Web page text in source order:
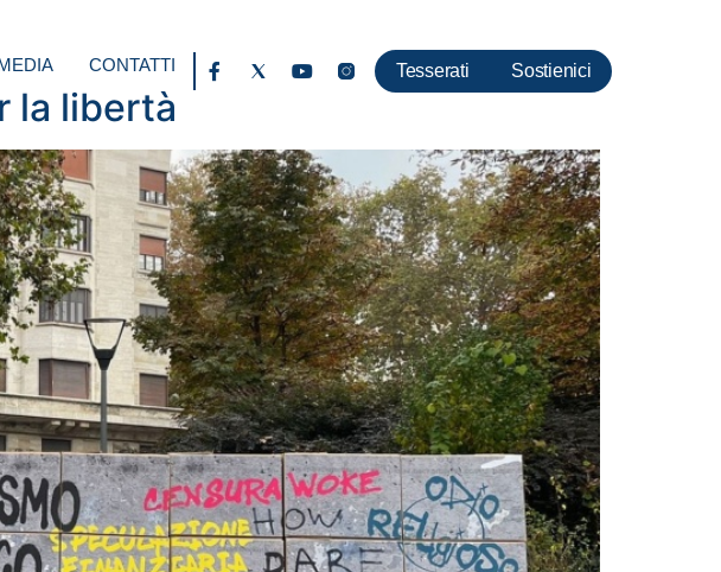
CONTATTI Tesserati Sostienici
la libertà